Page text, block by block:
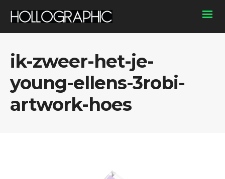
ik-zweer-het-je-
young-ellens-3robi-
artwork-hoes